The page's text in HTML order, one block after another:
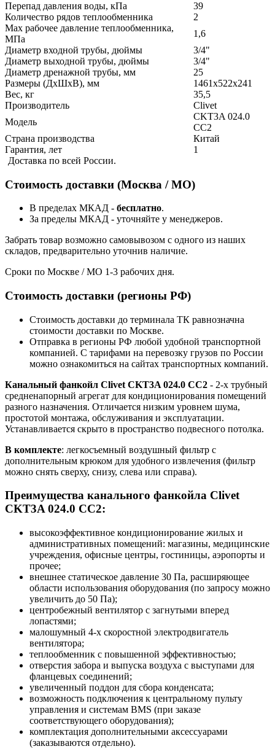
Перепад давления воды, кПа
39
Количество рядов теплообменника
2
Max рабочее давление теплообменника,
МПа
1,6
Диаметр входной трубы, дюймы
3/4"
Диаметр выходной трубы, дюймы
3/4"
Диаметр дренажной трубы, мм
25
Размеры (ДхШхВ), мм
1461x522x241
Вес, кг
35,5
Производитель
Clivet
Модель
CKT3A 024.0
CC2
Страна производства
Китай
Гарантия, лет
1
Доставка по всей России.
Стоимость доставки (Москва / МО)
В пределах МКАД - бесплатно.
За пределы МКАД - уточняйте у менеджеров.
Забрать товар возможно самовывозом с одного из наших
складов, предварительно уточнив наличие.
Сроки по Москве / МО 1-3 рабочих дня.
Стоимость доставки (регионы РФ)
Стоимость доставки до терминала ТК равнозначна
стоимости доставки по Москве.
Отправка в регионы РФ любой удобной транспортной
компанией. С тарифами на перевозку грузов по России
можно ознакомиться на сайтах транспортных компаний.
Канальный фанкойл Clivet CKT3A 024.0 CC2 - 2-х трубный
средненапорный агрегат для кондиционирования помещений
разного назначения. Отличается низким уровнем шума,
простотой монтажа, обслуживания и эксплуатации.
Устанавливается скрыто в пространство подвесного потолка.
В комплекте: легкосъемный воздушный фильтр с
дополнительным крюком для удобного извлечения (фильтр
можно снять сверху, снизу, слева или справа).
Преимущества канального фанкойла Clivet
CKT3A 024.0 CC2:
высокоэффективное кондиционирование жилых и
административных помещений: магазины, медицинские
учреждения, офисные центры, гостиницы, аэропорты и
прочее;
внешнее статическое давление 30 Па, расширяющее
области использования оборудования (по запросу можно
увеличить до 50 Па);
центробежный вентилятор с загнутыми вперед
лопастями;
малошумный 4-х скоростной электродвигатель
вентилятора;
теплообменник c повышенной эффективностью;
отверстия забора и выпуска воздуха с выступами для
фланцевых соединений;
увеличенный поддон для сбора конденсата;
возможность подключения к центральному пульту
управления и системам BMS (при заказе
соответствующего оборудования);
комплектация дополнительными аксессуарами
(заказываются отдельно).